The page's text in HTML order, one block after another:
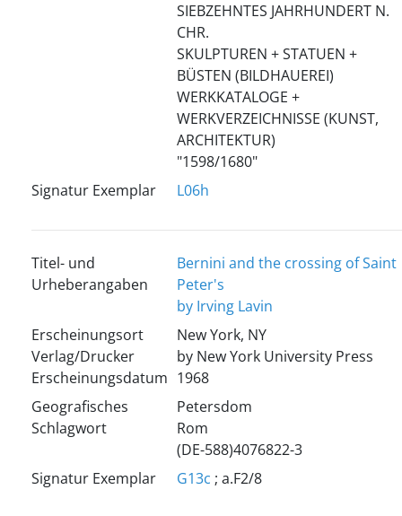
SIEBZEHNTES JAHRHUNDERT N.
CHR.
SKULPTUREN + STATUEN +
BÜSTEN (BILDHAUEREI)
WERKKATALOGE +
WERKVERZEICHNISSE (KUNST,
ARCHITEKTUR)
"1598/1680"
Signatur Exemplar
L06h
Titel- und
Urheberangaben
Bernini and the crossing of Saint
Peter's
by Irving Lavin
Erscheinungsort
Verlag/Drucker
Erscheinungsdatum
New York, NY
by New York University Press
1968
Geografisches
Schlagwort
Petersdom
Rom
(DE-588)4076822-3
Signatur Exemplar
G13c ; a.F2/8